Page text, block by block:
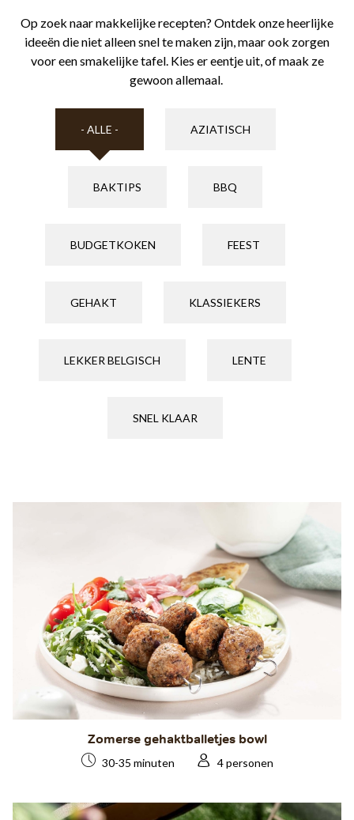
Op zoek naar makkelijke recepten? Ontdek onze heerlijke
ideeën die niet alleen snel te maken zijn, maar ook zorgen
voor een smakelijke tafel. Kies er eentje uit, of maak ze
gewoon allemaal.
- ALLE - AZIATISCH
BAKTIPS BBQ
BUDGETKOKEN FEEST
GEHAKT KLASSIEKERS
LEKKER BELGISCH LENTE
SNEL KLAAR
Zomerse gehaktballetjes bowl
30-35 minuten 4 personen